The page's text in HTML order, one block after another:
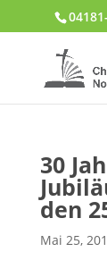
30
den
Mai 25,